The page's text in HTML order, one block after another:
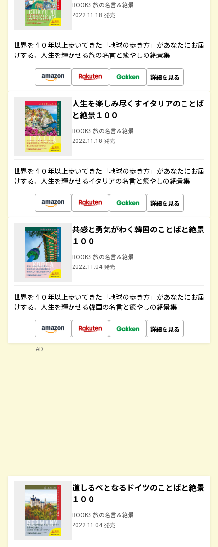
BOOKS 旅の名言＆絶景
2022.11.18 発売
世界を４０年以上歩いてきた「地球の歩き方」があなたにお届
けする、人生を輝かせる旅の名言と癒やしの絶景集
詳細を見る
人生を楽しみ尽くすイタリアのことば
と絶景１００
BOOKS 旅の名言＆絶景
2022.11.18 発売
世界を４０年以上歩いてきた「地球の歩き方」があなたにお届
けする、人生を輝かせるイタリアの名言と癒やしの絶景集
詳細を見る
共感と勇気がわく韓国のことばと絶景
１００
BOOKS 旅の名言＆絶景
2022.11.04 発売
世界を４０年以上歩いてきた「地球の歩き方」があなたにお届
けする、人生を輝かせる韓国の名言と癒やしの絶景集
詳細を見る
道しるべとなるドイツのことばと絶景
１００
BOOKS 旅の名言＆絶景
2022.11.04 発売
AD